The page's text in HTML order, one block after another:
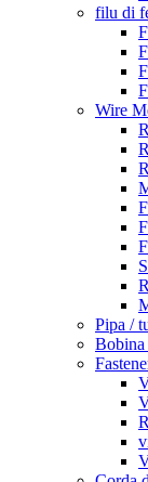
filu di
Wire
Pipa /
Bobina